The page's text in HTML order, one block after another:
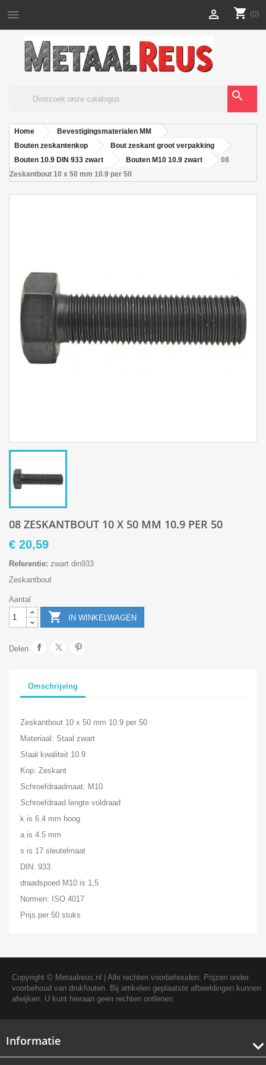
 shopping_cart (0)

search
Home
Bevestigingsmaterialen MM
Bouten zeskantenkop
Bout zeskant groot verpakking
Bouten 10.9 DIN 933 zwart
Bouten M10 10.9 zwart
08
Zeskantbout 10 x 50 mm 10.9 per 50
08 ZESKANTBOUT 10 X 50 MM 10.9 PER 50
€ 20,59
Referentie: zwart din933
Zeskantbout
Aantal
 IN WINKELWAGEN
Delen
Omschrijving
Zeskantbout 10 x 50 mm 10.9 per 50
Materiaal: Staal zwart
Staal kwaliteit 10.9
Kop: Zeskant
Schroefdraadmaat: M10
Schroefdraad lengte voldraad
k is 6.4 mm hoog
a is 4.5 mm
s is 17 sleutelmaat
DIN: 933
draadspoed M10 is 1,5
Normen: ISO 4017
Prijs per 50 stuks
Copyright © Metaalreus.nl
| Alle rechten voorbehouden. Prijzen onder
voorbehoud van drukfouten. Bij artikelen geplaatste afbeeldingen kunnen
afwijken. U kunt hieraan geen rechten ontlenen.
Informatie